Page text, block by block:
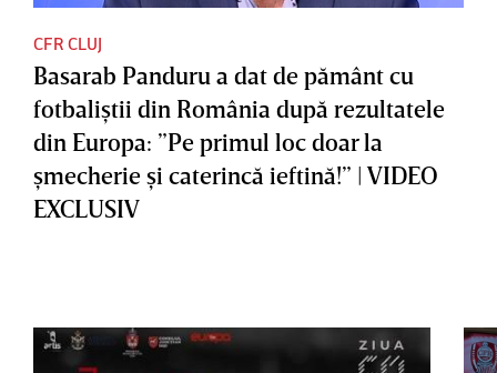
CFR CLUJ
Basarab Panduru a dat de pământ cu
fotbaliştii din România după rezultatele
din Europa: ”Pe primul loc doar la
şmecherie şi caterincă ieftină!” | VIDEO
EXCLUSIV